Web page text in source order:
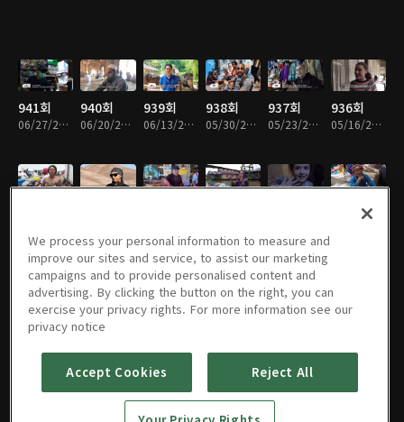
941회
06/27/2026 • 48분
940회
06/20/2026 • 49분
939회
06/13/2026 • 49분
938회
05/30/2026 • 48분
937회
05/23/2026 • 49분
936회
05/16/2026 • 49분
930회
929회
03/14/2026 • 49분
928회 927회 926회 925회 924회
We process your personal information to measure and
improve our sites and service, to assist our marketing
campaigns and to provide personalised content and
advertising. By clicking the button on the right, you can
exercise your privacy rights. For more information see our
privacy notice
Accept Cookies Reject All